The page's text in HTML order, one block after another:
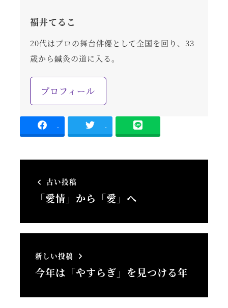
福井てるこ
20代はプロの舞台俳優として全国を回り、33
歳から鍼灸の道に入る。
プロフィール
- -
古い投稿
「愛情」から「愛」へ
新しい投稿
今年は「やすらぎ」を見つける年